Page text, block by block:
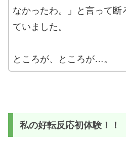
なかったわ。」と言って断
ていました。
ところが、ところが…。
私の好転反応初体験！！